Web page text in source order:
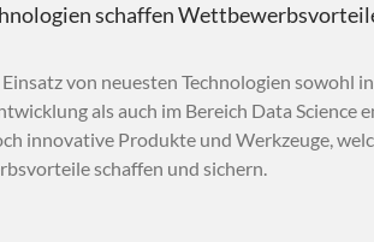
schaffen
von neuesten Technologien sowohl
als auch im Bereich Data Science
innovative Produkte und Werkzeuge,
schaffen und sichern.